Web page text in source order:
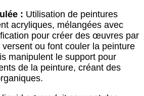
: Utilisation de peintures
acryliques, mélangées avec
pour créer des œuvres par
ou font couler la peinture
manipulent le support pour
de la peinture, créant des